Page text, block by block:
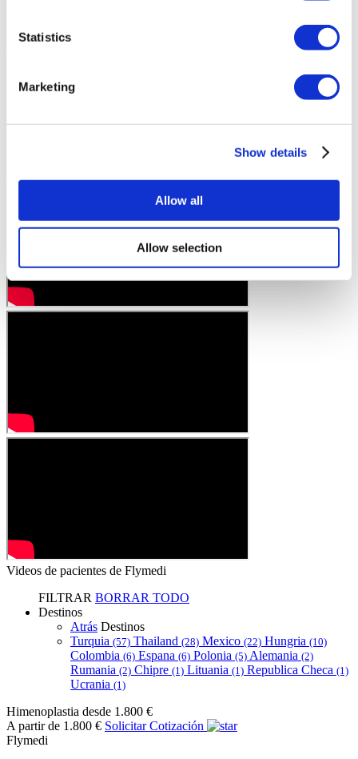
Statistics
Marketing
Show details
Allow all
Allow selection
Videos de pacientes de Flymedi
FILTRAR BORRAR TODO
Destinos
Atrás Destinos
Turquia (57) Thailand (28) Mexico (22) Hungria (10)
Colombia (6) Espana (6) Polonia (5) Alemania (2)
Rumania (2) Chipre (1) Lituania (1) Republica Checa (1)
Ucrania (1)
Himenoplastia desde 1.800 €
A partir de 1.800 € Solicitar Cotización
Flymedi